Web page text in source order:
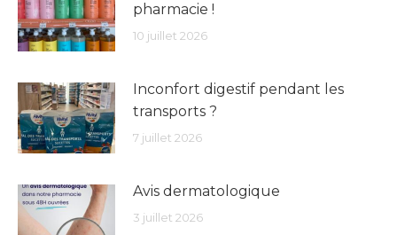
pharmacie !
10 juillet 2026
Inconfort digestif pendant les
transports ?
7 juillet 2026
Avis dermatologique
3 juillet 2026